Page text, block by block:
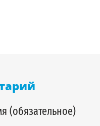
(обязательное)